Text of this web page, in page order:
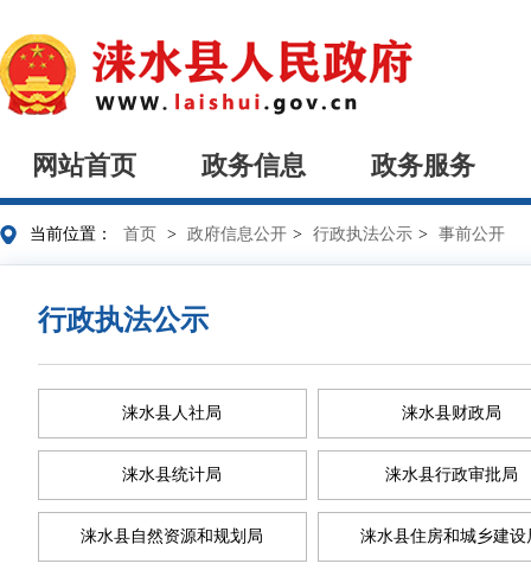
网站首页 政务信息 政务服务
当前位置： 首页 > 政府信息公开 > 行政执法公示 > 事前公开
行政执法公示
涞水县人社局 涞水县财政局
涞水县统计局 涞水县行政审批局
涞水县自然资源和规划局 涞水县住房和城乡建设